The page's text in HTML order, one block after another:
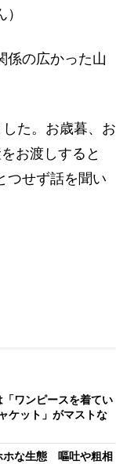
係の広かった山
た。お歳暮、お
お渡しすると
つせず話を聞い
ワンピースを着てい
ケット」がマストな
ホな生態 嘔吐や粗相